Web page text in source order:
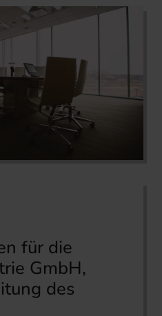
für die
GmbH,
des